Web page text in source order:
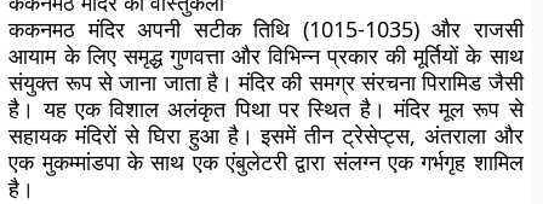
ककनमठ मंदिर अपनी सटीक तिथि (1015-1035) और राजसी
आयाम के लिए समृद्ध गुणवत्ता और विभिन्न प्रकार की मूर्तियों के साथ
संयुक्त रूप से जाना जाता है। मंदिर की समग्र संरचना पिरामिड जैसी
है। यह एक विशाल अलंकृत पिथा पर स्थित है। मंदिर मूल रूप से
सहायक मंदिरों से घिरा हुआ है। इसमें तीन ट्रेसेप्ट्स, अंतराला और
एक मुकम्मांडपा के साथ एक एंबुलेटरी द्वारा संलग्न एक गर्भगृह शामिल
है।